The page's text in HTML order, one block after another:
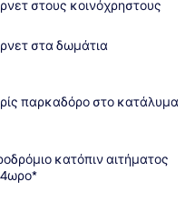
στους κοινόχρηστους
στα δωμάτια
παρκαδόρο στο κατάλυμα
κατόπιν αιτήματος